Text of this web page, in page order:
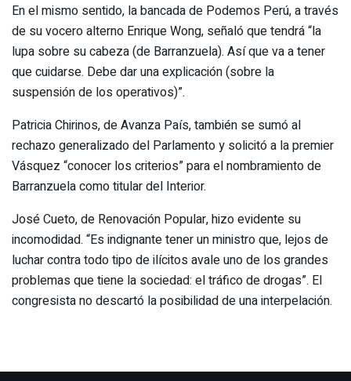
En el mismo sentido, la bancada de Podemos Perú, a través
de su vocero alterno Enrique Wong, señaló que tendrá “la
lupa sobre su cabeza (de Barranzuela). Así que va a tener
que cuidarse. Debe dar una explicación (sobre la
suspensión de los operativos)”.
Patricia Chirinos, de Avanza País, también se sumó al
rechazo generalizado del Parlamento y solicitó a la premier
Vásquez “conocer los criterios” para el nombramiento de
Barranzuela como titular del Interior.
José Cueto, de Renovación Popular, hizo evidente su
incomodidad. “Es indignante tener un ministro que, lejos de
luchar contra todo tipo de ilícitos avale uno de los grandes
problemas que tiene la sociedad: el tráfico de drogas”. El
congresista no descartó la posibilidad de una interpelación.